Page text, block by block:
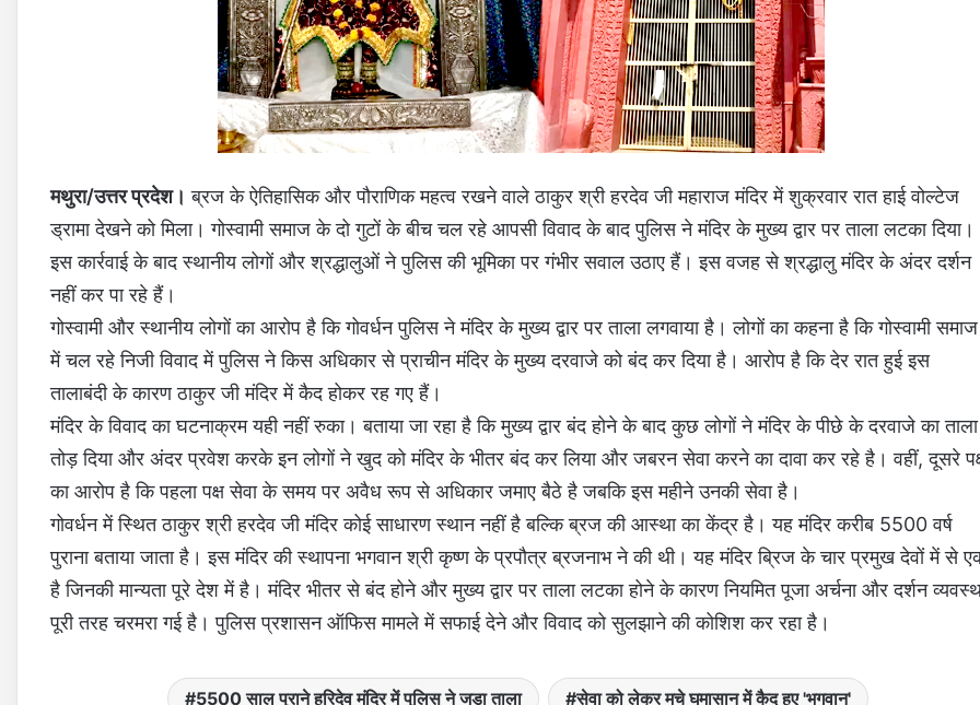
मथुरा/उत्तर प्रदेश। ब्रज के ऐतिहासिक और पौराणिक महत्व रखने वाले ठाकुर श्री हरदेव जी महाराज मंदिर में शुक्रवार रात हाई वोल्टेज
ड्रामा देखने को मिला। गोस्वामी समाज के दो गुटों के बीच चल रहे आपसी विवाद के बाद पुलिस ने मंदिर के मुख्य द्वार पर ताला लटका दिया।
इस कार्रवाई के बाद स्थानीय लोगों और श्रद्धालुओं ने पुलिस की भूमिका पर गंभीर सवाल उठाए हैं। इस वजह से श्रद्धालु मंदिर के अंदर दर्शन
नहीं कर पा रहे हैं।
गोस्वामी और स्थानीय लोगों का आरोप है कि गोवर्धन पुलिस ने मंदिर के मुख्य द्वार पर ताला लगवाया है। लोगों का कहना है कि गोस्वामी समाज
में चल रहे निजी विवाद में पुलिस ने किस अधिकार से प्राचीन मंदिर के मुख्य दरवाजे को बंद कर दिया है। आरोप है कि देर रात हुई इस
तालाबंदी के कारण ठाकुर जी मंदिर में कैद होकर रह गए हैं।
मंदिर के विवाद का घटनाक्रम यही नहीं रुका। बताया जा रहा है कि मुख्य द्वार बंद होने के बाद कुछ लोगों ने मंदिर के पीछे के दरवाजे का ताला
तोड़ दिया और अंदर प्रवेश करके इन लोगों ने खुद को मंदिर के भीतर बंद कर लिया और जबरन सेवा करने का दावा कर रहे है। वहीं, दूसरे
का आरोप है कि पहला पक्ष सेवा के समय पर अवैध रूप से अधिकार जमाए बैठे है जबकि इस महीने उनकी सेवा है।
गोवर्धन में स्थित ठाकुर श्री हरदेव जी मंदिर कोई साधारण स्थान नहीं है बल्कि ब्रज की आस्था का केंद्र है। यह मंदिर करीब 5500 वर्ष
पुराना बताया जाता है। इस मंदिर की स्थापना भगवान श्री कृष्ण के प्रपौत्र ब्रजनाभ ने की थी। यह मंदिर ब्रिज के चार प्रमुख देवों में से
है जिनकी मान्यता पूरे देश में है। मंदिर भीतर से बंद होने और मुख्य द्वार पर ताला लटका होने के कारण नियमित पूजा अर्चना और दर्शन
पूरी तरह चरमरा गई है। पुलिस प्रशासन ऑफिस मामले में सफाई देने और विवाद को सुलझाने की कोशिश कर रहा है।
5500 साल पुराने हरिदेव मंदिर में पुलिस ने जड़ा ताला सेवा को लेकर मचे घमासान में कैद हुए 'भगवान'